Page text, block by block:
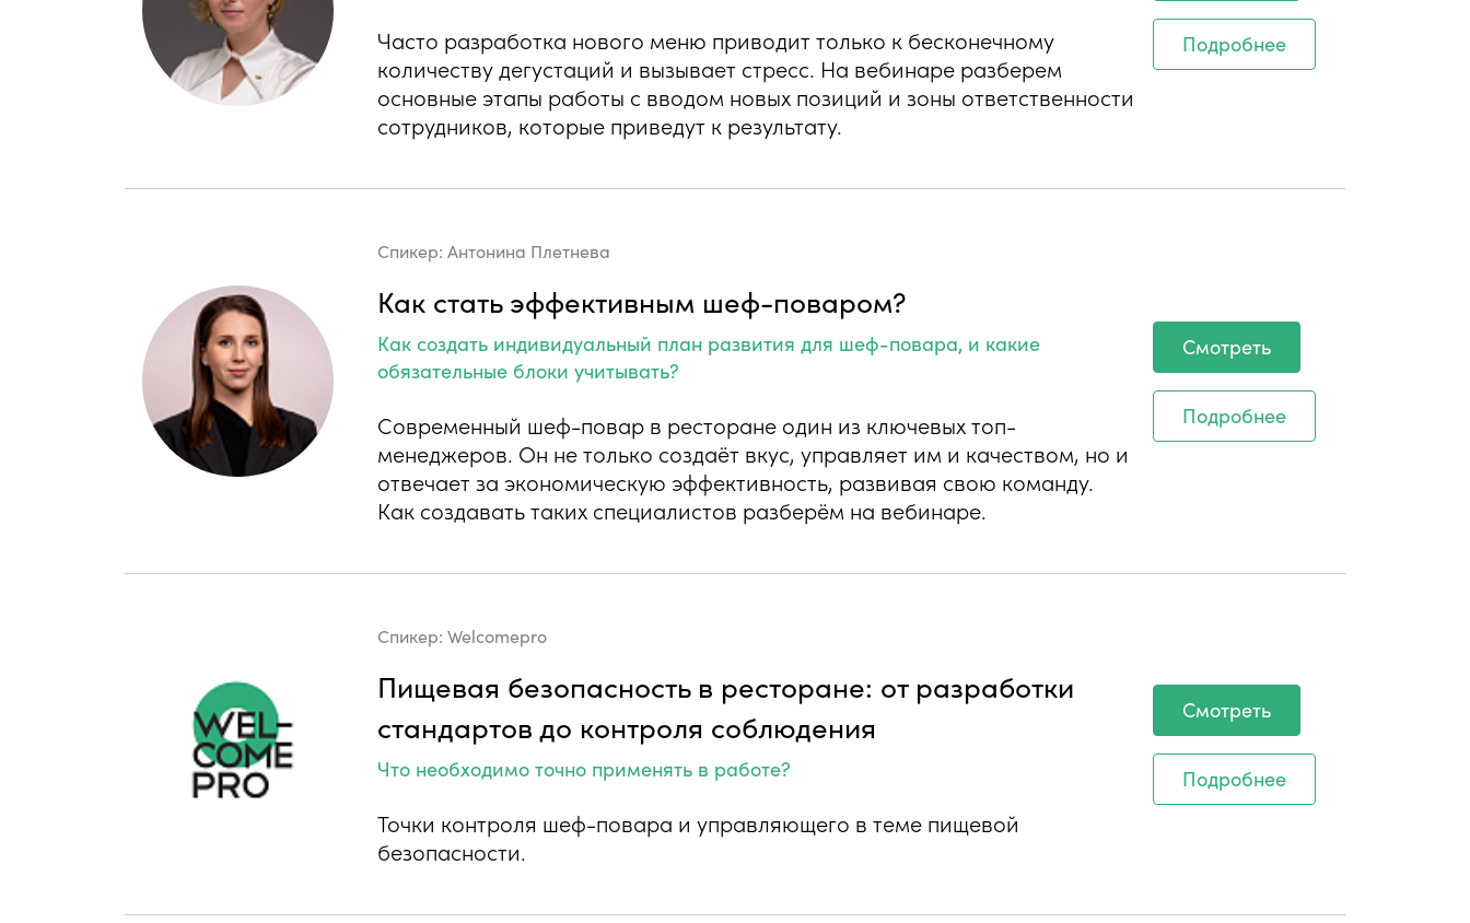
Часто разработка нового меню приводит только к бесконечному
количеству дегустаций и вызывает стресс. На вебинаре разберем
основные этапы работы с вводом новых позиций и зоны ответственности
сотрудников, которые приведут к результату.
Подробнее
Спикер: Антонина Плетнева
Как стать эффективным шеф-поваром?
Как создать индивидуальный план развития для шеф-повара, и какие
обязательные блоки учитывать?
Современный шеф-повар в ресторане один из ключевых топ-
менеджеров. Он не только создаёт вкус, управляет им и качеством, но и
отвечает за экономическую эффективность, развивая свою команду.
Как создавать таких специалистов разберём на вебинаре.
Смотреть
Подробнее
Спикер: Welcomepro
Пищевая безопасность в ресторане: от разработки
стандартов до контроля соблюдения
Что необходимо точно применять в работе?
Точки контроля шеф-повара и управляющего в теме пищевой
безопасности.
Смотреть
Подробнее